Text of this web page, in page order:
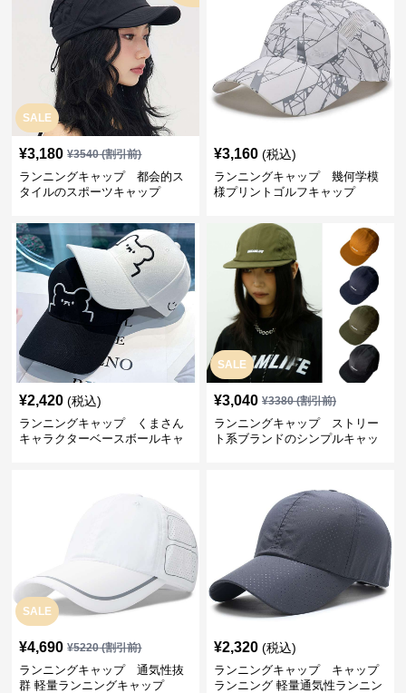
SALE
¥3,180 ¥3540(割引前)
ランニングキャップ 都会的ス
タイルのスポーツキャップ
¥3,160 (税込)
ランニングキャップ 幾何学模
様プリントゴルフキャップ
¥2,420 (税込)
ランニングキャップ くまさん
キャラクターベースボールキャ
SALE
¥3,040 ¥3380(割引前)
ランニングキャップ ストリー
ト系ブランドのシンプルキャッ
SALE
¥4,690 ¥5220(割引前)
ランニングキャップ 通気性抜
群 軽量ランニングキャップ
¥2,320 (税込)
ランニングキャップ キャップ
ランニング 軽量通気性ランニン